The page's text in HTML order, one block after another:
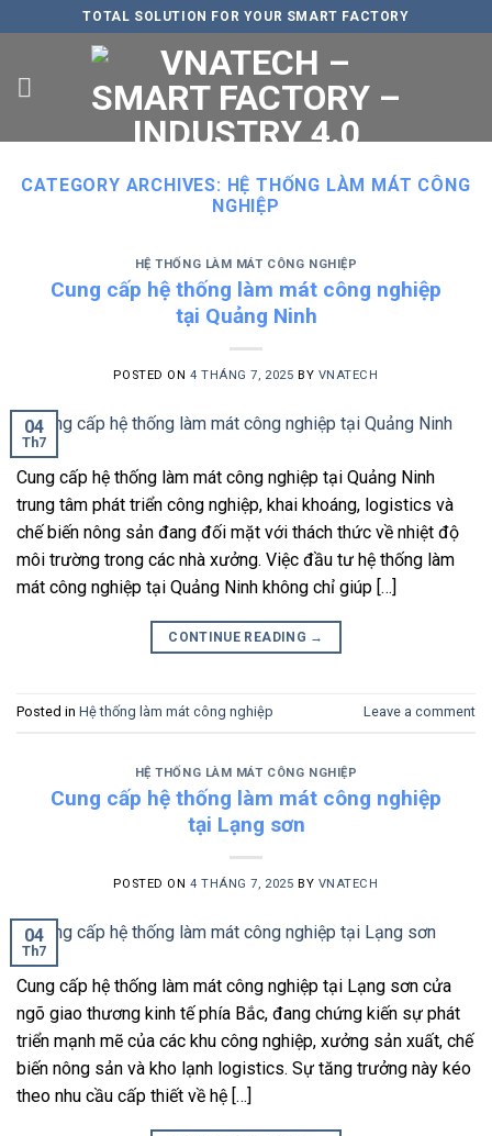
to
TOTAL SOLUTION FOR YOUR SMART FACTORY
CATEGORY ARCHIVES: HỆ THỐNG LÀM MÁT CÔNG
NGHIỆP
HỆ THỐNG LÀM MÁT CÔNG NGHIỆP
Cung cấp hệ thống làm mát công nghiệp
tại Quảng Ninh
POSTED ON4 THÁNG 7, 2025 BY VNATECH
04
Th7
Cung cấp hệ thống làm mát công nghiệp tại Quảng Ninh
trung tâm phát triển công nghiệp, khai khoáng, logistics và
chế biến nông sản đang đối mặt với thách thức về nhiệt độ
môi trường trong các nhà xưởng. Việc đầu tư hệ thống làm
mát công nghiệp tại Quảng Ninh không chỉ giúp […]
CONTINUE READING →
Posted in Hệ thống làm mát công nghiệp Leave a comment
HỆ THỐNG LÀM MÁT CÔNG NGHIỆP
Cung cấp hệ thống làm mát công nghiệp
tại Lạng sơn
POSTED ON4 THÁNG 7, 2025 BY VNATECH
04
Th7
Cung cấp hệ thống làm mát công nghiệp tại Lạng sơn cửa
ngõ giao thương kinh tế phía Bắc, đang chứng kiến sự phát
triển mạnh mẽ của các khu công nghiệp, xưởng sản xuất, chế
biến nông sản và kho lạnh logistics. Sự tăng trưởng này kéo
theo nhu cầu cấp thiết về hệ […]